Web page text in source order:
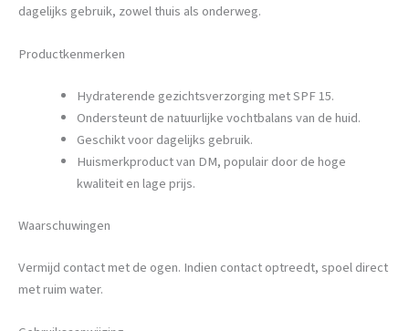
dagelijks gebruik, zowel thuis als onderweg.
Productkenmerken
Hydraterende gezichtsverzorging met SPF 15.
Ondersteunt de natuurlijke vochtbalans van de huid.
Geschikt voor dagelijks gebruik.
Huismerkproduct van DM, populair door de hoge
kwaliteit en lage prijs.
Waarschuwingen
Vermijd contact met de ogen. Indien contact optreedt, spoel direct
met ruim water.